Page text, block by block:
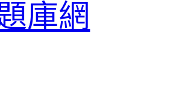
庫網